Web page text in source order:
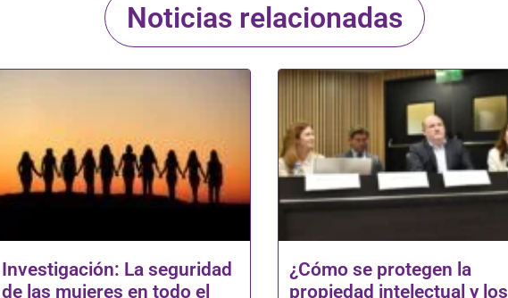
Noticias relacionadas
Investigación: La seguridad
de las mujeres en todo el
¿Cómo se protegen la
propiedad intelectual y los